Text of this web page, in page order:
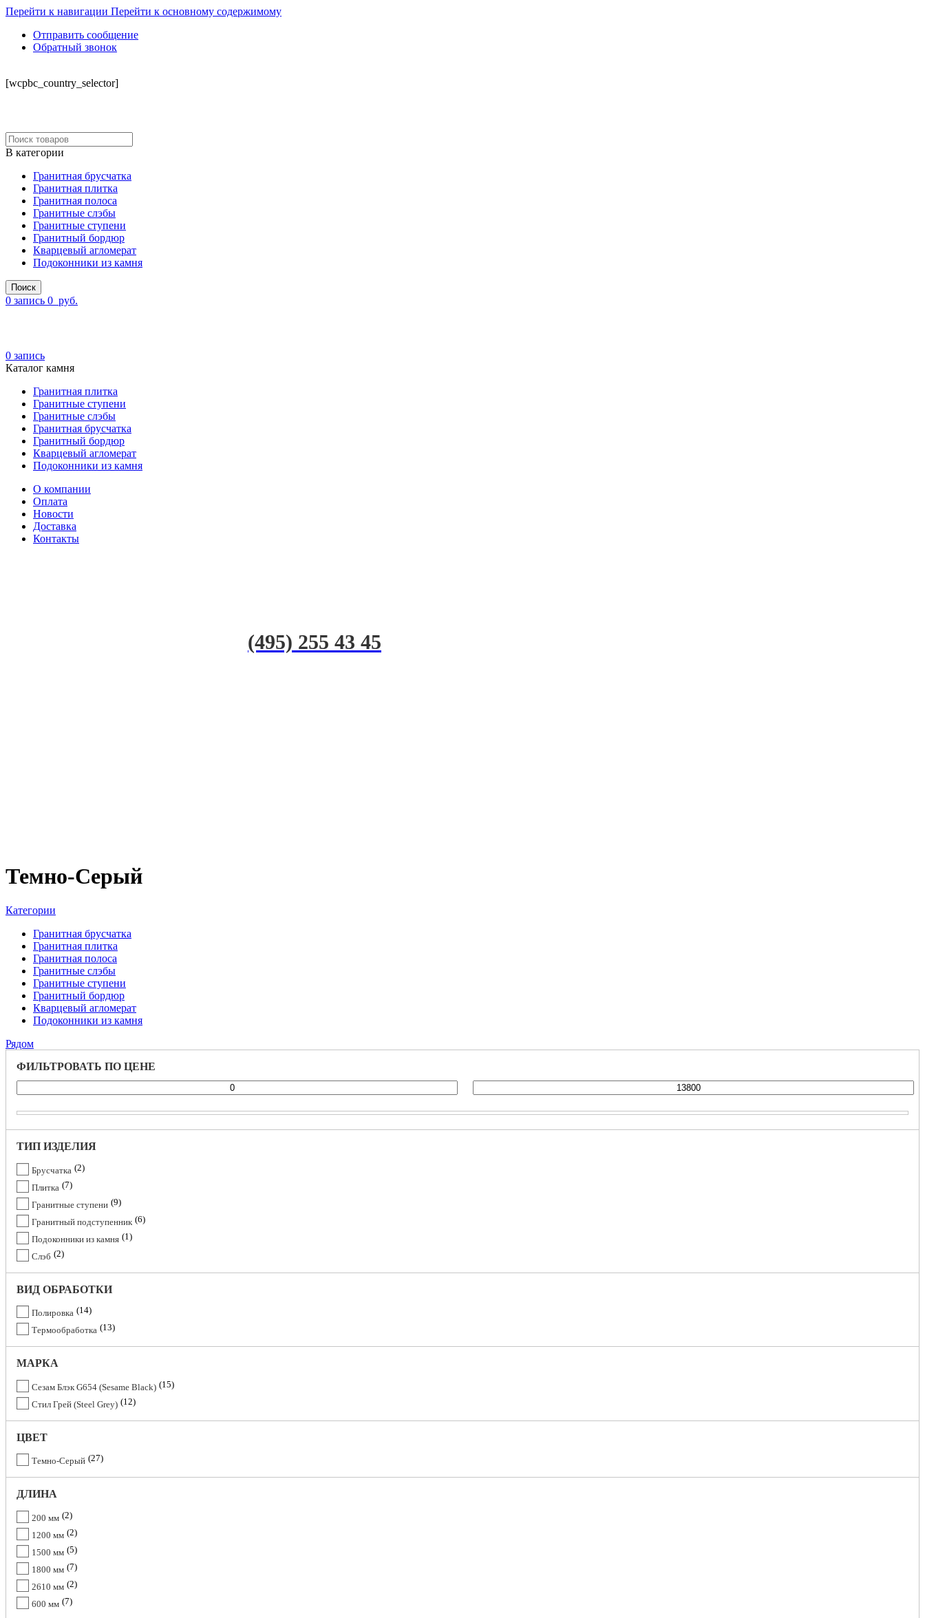
Перейти к навигации Перейти к основному содержимому
Отправить сообщение
Обратный звонок
[wcpbc_country_selector]
В категории
Гранитная брусчатка
Гранитная плитка
Гранитная полоса
Гранитные слэбы
Гранитные ступени
Гранитный бордюр
Кварцевый агломерат
Подоконники из камня
Поиск
0 запись 0 руб.
0 запись
Каталог камня
Гранитная плитка
Гранитные ступени
Гранитные слэбы
Гранитная брусчатка
Гранитный бордюр
Кварцевый агломерат
Подоконники из камня
О компании
Оплата
Новости
Доставка
Контакты
(495) 255 43 45
Темно-Серый
Категории
Гранитная брусчатка
Гранитная плитка
Гранитная полоса
Гранитные слэбы
Гранитные ступени
Гранитный бордюр
Кварцевый агломерат
Подоконники из камня
Рядом
ФИЛЬТРОВАТЬ ПО ЦЕНЕ
ТИП ИЗДЕЛИЯ
Брусчатка 2
Плитка 7
Гранитные ступени 9
Гранитный подступенник 6
Подоконники из камня 1
Слэб 2
ВИД ОБРАБОТКИ
Полировка 14
Термообработка 13
МАРКА
Сезам Блэк G654 (Sesame Black) 15
Стил Грей (Steel Grey) 12
ЦВЕТ
Темно-Серый 27
ДЛИНА
200 мм 2
1200 мм 2
1500 мм 5
1800 мм 7
2610 мм 2
600 мм 7